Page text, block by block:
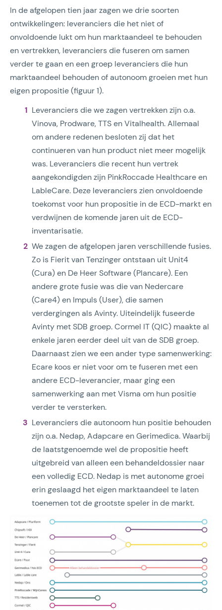
In de afgelopen tien jaar zagen we drie soorten
ontwikkelingen: leveranciers die het niet of
onvoldoende lukt om hun marktaandeel te behouden
en vertrekken, leveranciers die fuseren om samen
verder te gaan en een groep leveranciers die hun
marktaandeel behouden of autonoom groeien met hun
eigen propositie (figuur 1).
Leveranciers die we zagen vertrekken zijn o.a.
Vinova, Prodware, TTS en Vitalhealth. Allemaal
om andere redenen besloten zij dat het
continueren van hun product niet meer mogelijk
was. Leveranciers die recent hun vertrek
aangekondigden zijn PinkRoccade Healthcare en
LableCare. Deze leveranciers zien onvoldoende
toekomst voor hun propositie in de ECD-markt en
verdwijnen de komende jaren uit de ECD-
inventarisatie.
We zagen de afgelopen jaren verschillende fusies.
Zo is Fierit van Tenzinger ontstaan uit Unit4
(Cura) en De Heer Software (Plancare). Een
andere grote fusie was die van Nedercare
(Care4) en Impuls (User), die samen
verdergingen als Avinty. Uiteindelijk fuseerde
Avinty met SDB groep. Cormel IT (QIC) maakte al
enkele jaren eerder deel uit van de SDB groep.
Daarnaast zien we een ander type samenwerking:
Ecare koos er niet voor om te fuseren met een
andere ECD-leverancier, maar ging een
samenwerking aan met Visma om hun positie
verder te versterken.
Leveranciers die autonoom hun positie behouden
zijn o.a. Nedap, Adapcare en Gerimedica. Waarbij
de laatstgenoemde wel de propositie heeft
uitgebreid van alleen een behandeldossier naar
een volledig ECD. Nedap is met autonome groei
erin geslaagd het eigen marktaandeel te laten
toenemen tot de grootste speler in de markt.